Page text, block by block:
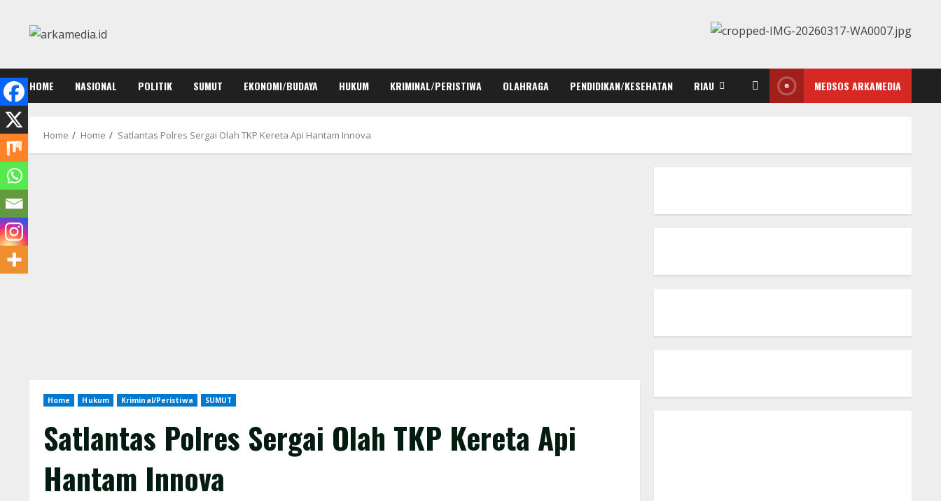
HOME NASIONAL POLITIK SUMUT EKONOMI/BUDAYA HUKUM KRIMINAL/PERISTIWA OLAHRAGA PENDIDIKAN/KESEHATAN RIAU MEDSOS ARKAMEDIA
Home Home Satlantas Polres Sergai Olah TKP Kereta Api Hantam Innova
Home Hukum Kriminal/Peristiwa SUMUT
Satlantas Polres Sergai Olah TKP Kereta Api
Hantam Innova